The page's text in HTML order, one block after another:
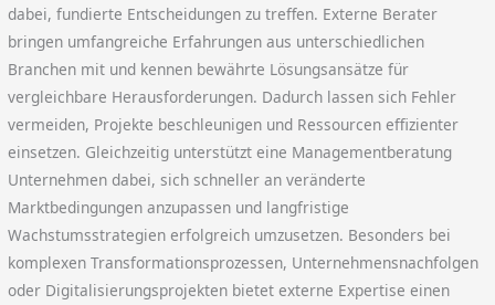
dabei, fundierte Entscheidungen zu treffen. Externe Berater
bringen umfangreiche Erfahrungen aus unterschiedlichen
Branchen mit und kennen bewährte Lösungsansätze für
vergleichbare Herausforderungen. Dadurch lassen sich Fehler
vermeiden, Projekte beschleunigen und Ressourcen effizienter
einsetzen. Gleichzeitig unterstützt eine Managementberatung
Unternehmen dabei, sich schneller an veränderte
Marktbedingungen anzupassen und langfristige
Wachstumsstrategien erfolgreich umzusetzen. Besonders bei
komplexen Transformationsprozessen, Unternehmensnachfolgen
oder Digitalisierungsprojekten bietet externe Expertise einen